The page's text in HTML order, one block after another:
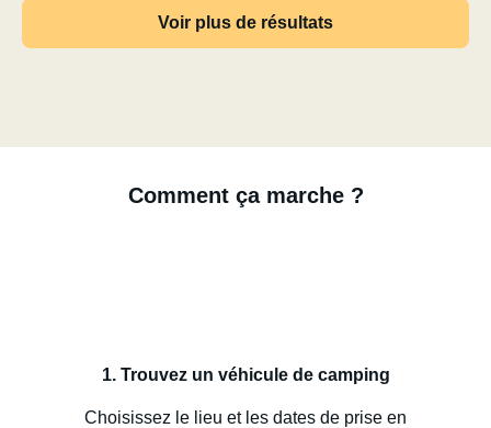
Voir plus de résultats
Comment ça marche ?
1. Trouvez un véhicule de camping
Choisissez le lieu et les dates de prise en